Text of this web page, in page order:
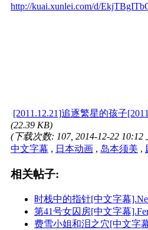
http://kuai.xunlei.com/d/
[2011.12.21]追逐繁星的孩子
(22.39 KB)
(下载次数: 107, 2014-12-22 10:12
中文字幕 , 日本动画 , 岛本须美 ,
相关帖子:
时栈中的指针[中文字幕
第41号女囚房[中文字幕
费雪小姐和泪之穴[中文字